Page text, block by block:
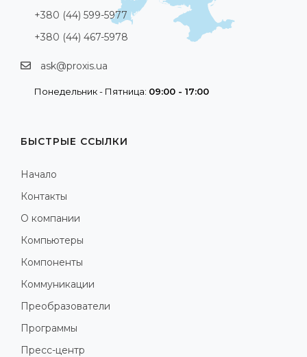
+380 (44) 599-5977
+380 (44) 467-5978
ask@proxis.ua
Понедельник - Пятница: 09:00 - 17:00
БЫСТРЫЕ ССЫЛКИ
Начало
Контакты
О компании
Компьютеры
Компоненты
Коммуникации
Преобразователи
Программы
Пресс-центр